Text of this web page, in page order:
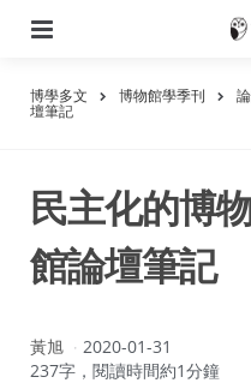
博學多文 博物館學季刊
壇筆記
民主化的博
館論壇筆記
作
者：
黃旭
2020-01-31
237字，閱讀時間約1分鐘